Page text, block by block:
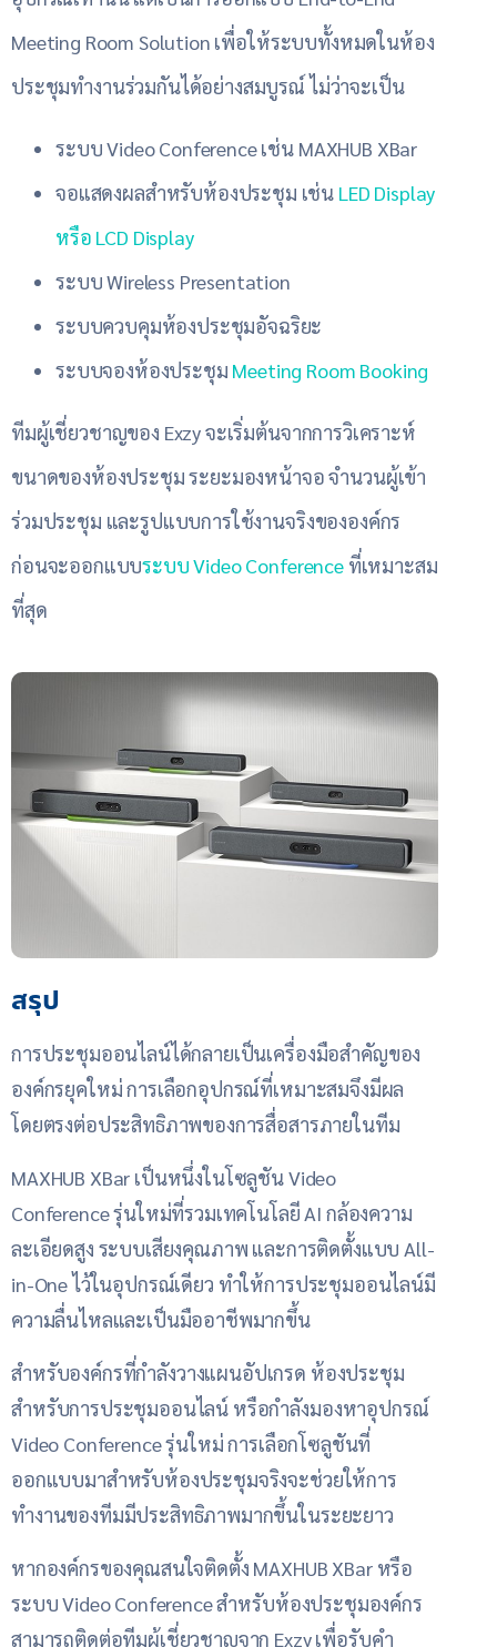
Meeting Room Solution เพื่อให้ระบบทั้งหมดในห้อง
ประชุมทำงานร่วมกันได้อย่างสมบูรณ์ ไม่ว่าจะเป็น
ระบบ Video Conference เช่น MAXHUB XBar
จอแสดงผลสำหรับห้องประชุม เช่น LED Display
หรือ LCD Display
ระบบ Wireless Presentation
ระบบควบคุมห้องประชุมอัจฉริยะ
ระบบจองห้องประชุม Meeting Room Booking
ทีมผู้เชี่ยวชาญของ Exzy จะเริ่มต้นจากการวิเคราะห์
ขนาดของห้องประชุม ระยะมองหน้าจอ จำนวนผู้เข้า
ร่วมประชุม และรูปแบบการใช้งานจริงขององค์กร
ก่อนจะออกแบบระบบ Video Conferenceที่เหมาะสม
ที่สุด
สรุป
การประชุมออนไลน์ได้กลายเป็นเครื่องมือสำคัญของ
องค์กรยุคใหม่ การเลือกอุปกรณ์ที่เหมาะสมจึงมีผล
โดยตรงต่อประสิทธิภาพของการสื่อสารภายในทีม
MAXHUB XBar เป็นหนึ่งในโซลูชัน Video
Conference รุ่นใหม่ที่รวมเทคโนโลยี AI กล้องความ
ละเอียดสูง ระบบเสียงคุณภาพ และการติดตั้งแบบ All-
in-One ไว้ในอุปกรณ์เดียว ทำให้การประชุมออนไลน์มี
ความลื่นไหลและเป็นมืออาชีพมากขึ้น
สำหรับองค์กรที่กำลังวางแผนอัปเกรด ห้องประชุม
สำหรับการประชุมออนไลน์ หรือกำลังมองหาอุปกรณ์
Video Conference รุ่นใหม่ การเลือกโซลูชันที่
ออกแบบมาสำหรับห้องประชุมจริงจะช่วยให้การ
ทำงานของทีมมีประสิทธิภาพมากขึ้นในระยะยาว
หากองค์กรของคุณสนใจติดตั้ง MAXHUB XBar หรือ
ระบบ Video Conference สำหรับห้องประชุมองค์กร
สามารถติดต่อทีมผู้เชี่ยวชาญจาก Exzy เพื่อรับคำ